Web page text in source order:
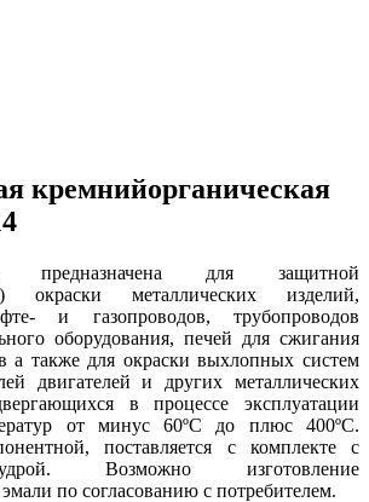
кремнийорганическая
для защитной
окраски металлических изделий,
и газопроводов, трубопроводов
оборудования, печей для сжигания
а также для окраски выхлопных систем
двигателей и других металлических
в процессе эксплуатации
от минус 60ºС до плюс 400ºС.
поставляется с комплекте с
Возможно изготовление
по согласованию с потребителем.